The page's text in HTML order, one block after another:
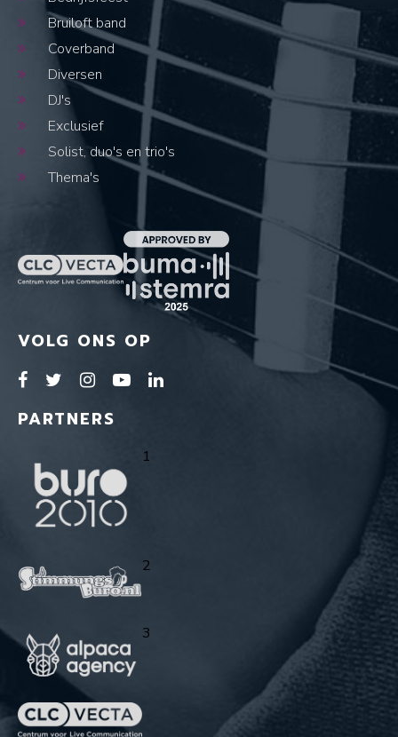
Bruiloft band
Coverband
Diversen
DJ's
Exclusief
Solist, duo's en trio's
Thema's
VOLG ONS OP
PARTNERS
1
2
3